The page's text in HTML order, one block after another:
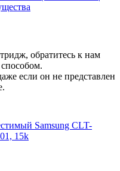
обратитесь к нам
если он не представлен